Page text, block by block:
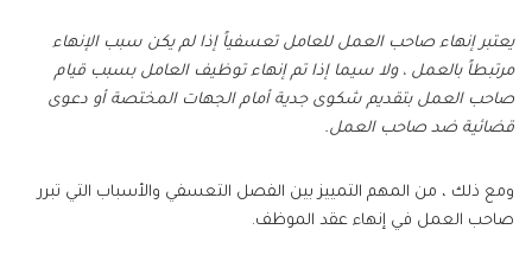
يعتبر إنهاء صاحب العمل للعامل تعسفياً إذا لم يكن سبب الإنهاء
مرتبطاً بالعمل ، ولا سيما إذا تم إنهاء توظيف العامل بسبب قيام
صاحب العمل بتقديم شكوى جدية أمام الجهات المختصة أو دعوى
قضائية ضد صاحب العمل.
ومع ذلك ، من المهم التمييز بين الفصل التعسفي والأسباب التي تبرر
صاحب العمل في إنهاء عقد الموظف.